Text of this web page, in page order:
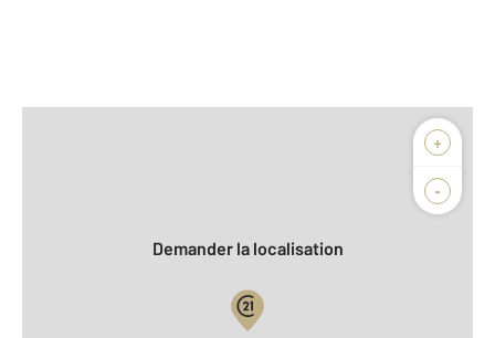
+
-
Biens vendus
Demander la localisation